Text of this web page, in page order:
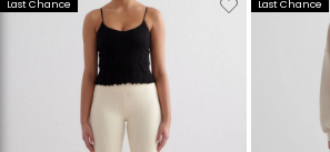
Last Chance
verlanglijstje
Last Chance